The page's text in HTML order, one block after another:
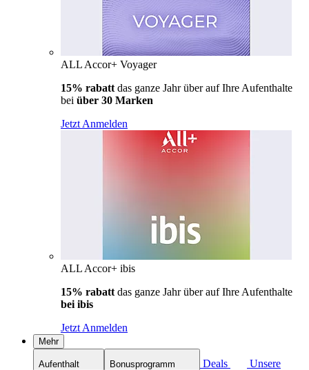
ALL Accor+ Voyager
15% rabatt das ganze Jahr über auf Ihre Aufenthalte
bei über 30 Marken
Jetzt Anmelden
ALL Accor+ ibis
15% rabatt das ganze Jahr über auf Ihre Aufenthalte
bei ibis
Jetzt Anmelden
Mehr
Aufenthalt Bonusprogramm Deals
Unsere